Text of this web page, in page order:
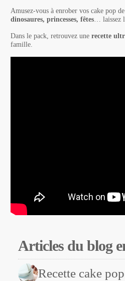
Amusez-vous à enrober vos cake pop
dinosaures, princesses, fêtes … laissez
Dans le pack, retrouvez une recette
famille.
Articles du blog
Recette cake